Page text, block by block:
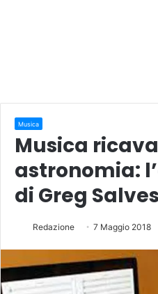
Musica
Musica
astronomia:
di Greg
Redazione 7 Maggio 2018